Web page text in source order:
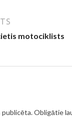
motociklists
publicēta.Obligātie